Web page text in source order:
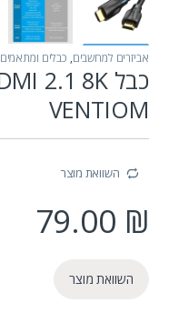
אביזרים למחשבים, כבלים ומתאמים
VENTIOM
השוואת מוצר
79.00 ₪
השוואת מוצר